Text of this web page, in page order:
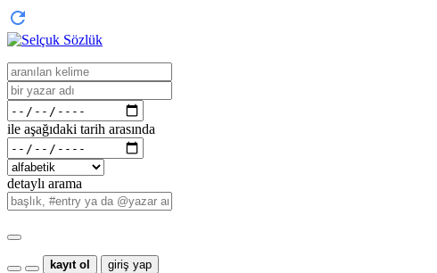
ile aşağıdaki tarih arasında
detaylı arama
kayıt ol giriş yap